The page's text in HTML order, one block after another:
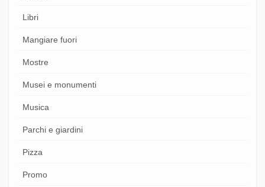
Libri
Mangiare fuori
Mostre
Musei e monumenti
Musica
Parchi e giardini
Pizza
Promo